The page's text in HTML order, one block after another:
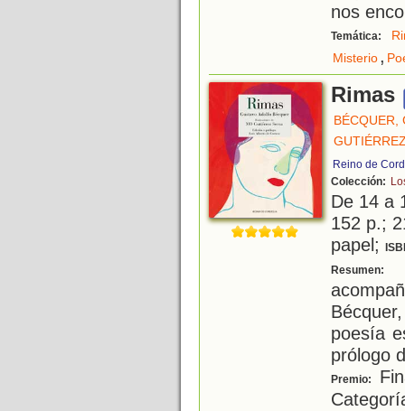
nos
Temática:
Misterio,
Rimas
BÉCQUER,
Reino de
Colección:
De 14 a
152 p.;
papel;
Resumen:
poesía
prólogo
Premio: